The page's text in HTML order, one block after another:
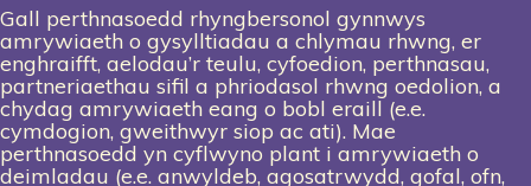
Gall perthnasoedd rhyngbersonol gynnwys
amrywiaeth o gysylltiadau a chlymau rhwng, er
enghraifft, aelodau’r teulu, cyfoedion, perthnasau,
partneriaethau sifil a phriodasol rhwng oedolion, a
chydag amrywiaeth eang o bobl eraill (e.e.
cymdogion, gweithwyr siop ac ati). Mae
perthnasoedd yn cyflwyno plant i amrywiaeth o
deimladau (e.e. anwyldeb, agosatrwydd, gofal, ofn,